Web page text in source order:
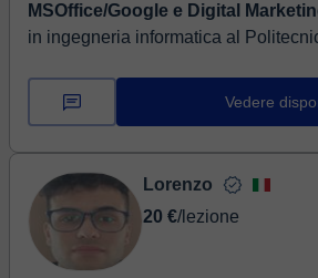
MSOffice/Google e Digital
in ingegneria informatica al
manutenzione web. Ho una grande
Vedere
Lorenzo
20 €/lezione